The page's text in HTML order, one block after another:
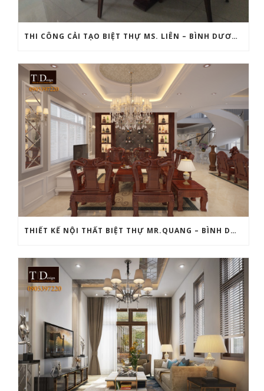
THI CÔNG CẢI TẠO BIỆT THỰ MS. LIÊN – BÌNH DƯƠNG
THIẾT KẾ NỘI THẤT BIỆT THỰ MR.QUANG – BÌNH DƯƠNG